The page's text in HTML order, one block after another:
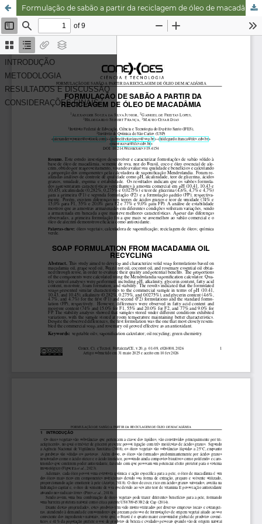
Formulação de sabão a partir da reciclagem de óleo de macadâmia